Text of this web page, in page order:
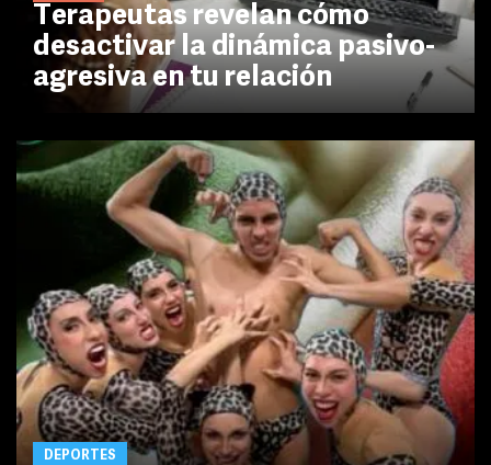
Terapeutas revelan cómo
desactivar la dinámica pasivo-
agresiva en tu relación
DEPORTES